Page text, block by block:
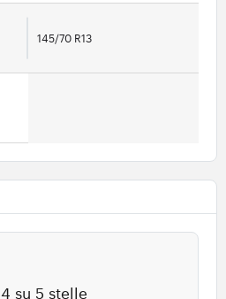
145/70 R13
4 su 5 stelle